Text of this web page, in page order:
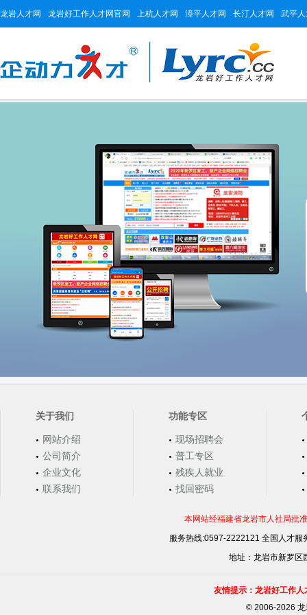
龙岩人才网 龙岩好工作人才网官网 上杭人才网 漳平人才网 长汀人才网 武平
关于我们
网站介绍
公司简介
企业文化
联系我们
功能专区
现场招聘会
普工专区
残疾人就业
找回密码
本网站经福建省龙岩市人社局批
服务热线:0597-2222121 全国人才
地址：龙岩市新罗区
友情提示：龙岩好工作
©2006-2026 龙